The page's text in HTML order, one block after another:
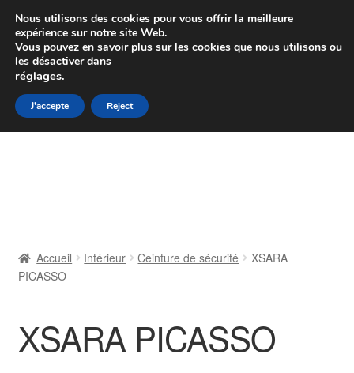
Colissimo livraison à partir de 7 EUR
Du lundi au vendredi de 9 h à 16 h
Aller
à
Aller
au
Contact
Livraison
Accueil Intérieur Ceinture de sécurité
XSARA
PICASSO
XSARA PICASSO
Nous utilisons des cookies pour vous offrir la meilleure
expérience sur notre site Web.
Vous pouvez en savoir plus sur les cookies que nous utilisons ou
les désactiver dans
réglages.
J'accepte Reject